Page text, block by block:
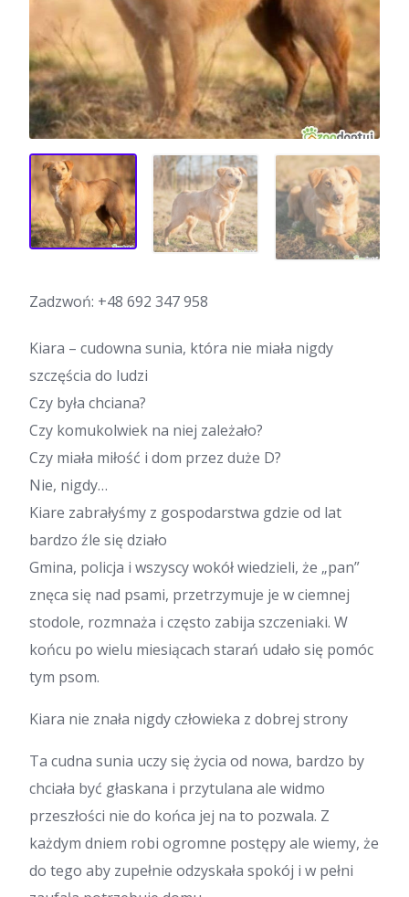
Zadzwoń: +48 692 347 958
Kiara – cudowna sunia, która nie miała nigdy
szczęścia do ludzi
Czy była chciana?
Czy komukolwiek na niej zależało?
Czy miała miłość i dom przez duże D?
Nie, nigdy…
Kiare zabrałyśmy z gospodarstwa gdzie od lat
bardzo źle się działo
Gmina, policja i wszyscy wokół wiedzieli, że „pan”
znęca się nad psami, przetrzymuje je w ciemnej
stodole, rozmnaża i często zabija szczeniaki. W
końcu po wielu miesiącach starań udało się pomóc
tym psom.
Kiara nie znała nigdy człowieka z dobrej strony
Ta cudna sunia uczy się życia od nowa, bardzo by
chciała być głaskana i przytulana ale widmo
przeszłości nie do końca jej na to pozwala. Z
każdym dniem robi ogromne postępy ale wiemy, że
do tego aby zupełnie odzyskała spokój i w pełni